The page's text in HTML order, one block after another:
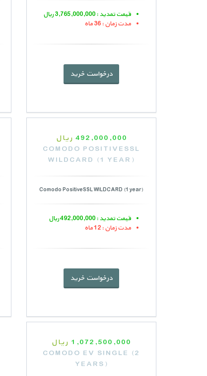
قیمت تمدید : 3,765,000,000 ریال
مدت زمان : 36 ماه
درخواست خرید
492,000,000 ریال
COMODO POSITIVESSL
WILDCARD (1 YEAR)
Comodo PositiveSSL WILDCARD (1 year)
قیمت تمدید : 492,000,000 ریال
مدت زمان : 12 ماه
درخواست خرید
1,072,500,000 ریال
COMODO EV SINGLE (2
YEARS)